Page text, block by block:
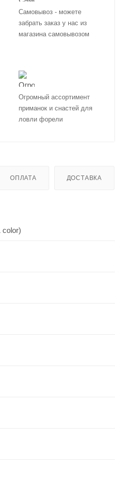
Самовывоз - можете
забрать заказ у нас из
магазина самовывозом
Огромный ассортимент
приманок и снастей для
ловли форели
ОПЛАТА ДОСТАВКА
color)